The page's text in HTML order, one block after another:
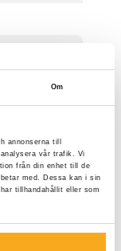
Om
annonserna till
vår trafik. Vi
från din enhet till de
med. Dessa kan i sin
tillhandahållit eller som